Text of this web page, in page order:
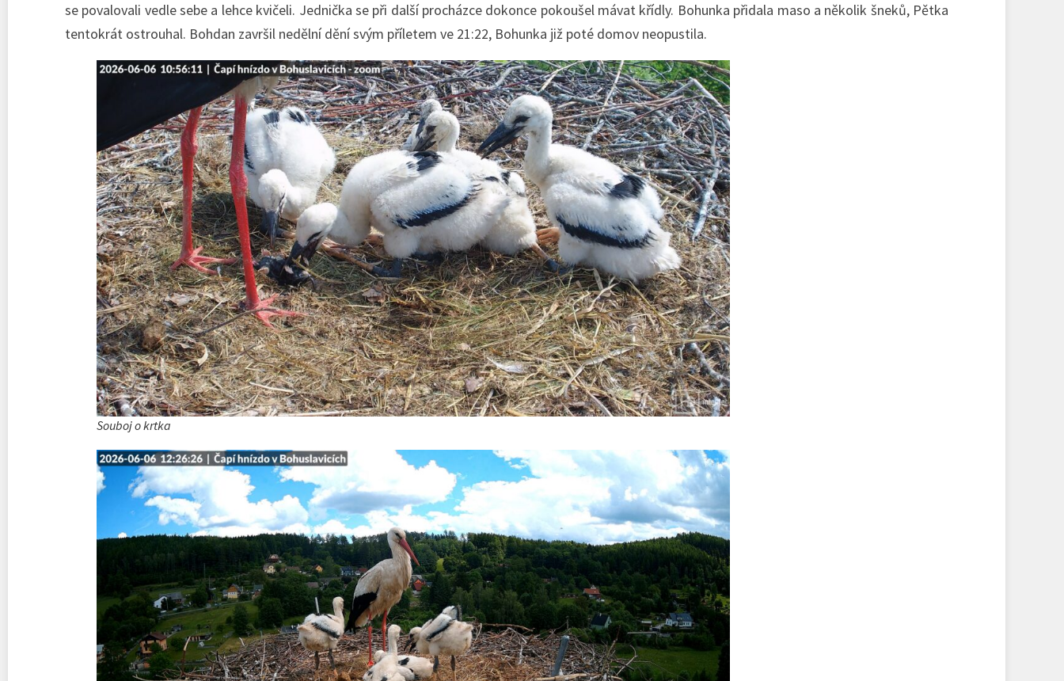
se povalovali vedle sebe a lehce kvičeli. Jednička se při další procházce dokonce pokoušel mávat křídly. Bohunka přidala maso a několik šneků, Pětka
tentokrát ostrouhal. Bohdan završil nedělní dění svým příletem ve 21:22, Bohunka již poté domov neopustila.
Souboj o krtka